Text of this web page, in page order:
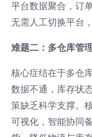
平台数据聚合，订
无需人工切换平台
难题二：多仓库管
核心症结在于多仓
数据不通，库存状
策缺乏科学支撑。
可视化，智能协同